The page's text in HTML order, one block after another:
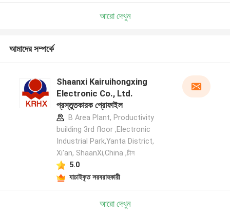
আরো দেখুন
আমাদের সম্পর্কে
Shaanxi Kairuihongxing
Electronic Co., Ltd.
প্রস্তুতকারক প্রোফাইল
B Area Plant, Productivity
building 3rd floor ,Electronic
Industrial Park,Yanta District,
Xi'an, ShaanXi,China ,চীন
5.0
যাচাইকৃত সরবরাহকারী
আরো দেখুন